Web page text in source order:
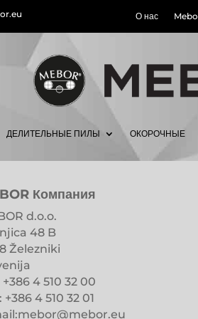
О нас
ДЕЛИТЕЛЬНЫЕ ПИЛЫ ОКОРОЧНЫЕ
Компания
d.o.o.
48 B
Železniki
+386 4 510 32 00
+386 4 510 32 01